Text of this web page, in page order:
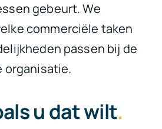
gebeurt. We
commerciële taken
passen bij de
organisatie.
u dat wilt.